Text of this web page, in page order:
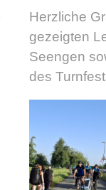
Herzliche
gezeigten
Seengen
des